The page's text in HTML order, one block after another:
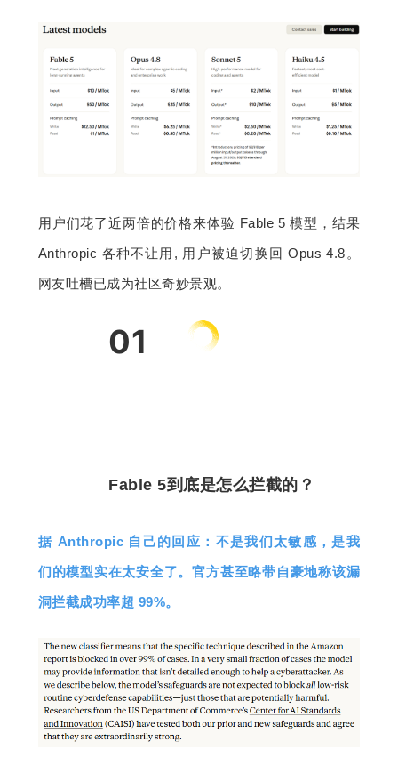
用户们花了近两倍的价格来体验 Fable 5 模型，结果
Anthropic 各种不让用, 用户被迫切换回 Opus 4.8。
网友吐槽已成为社区奇妙景观。
01
Fable 5到底是怎么拦截的？
据 Anthropic 自己的回应：不是我们太敏感，是我
们的模型实在太安全了。官方甚至略带自豪地称该漏
洞拦截成功率超 99%。